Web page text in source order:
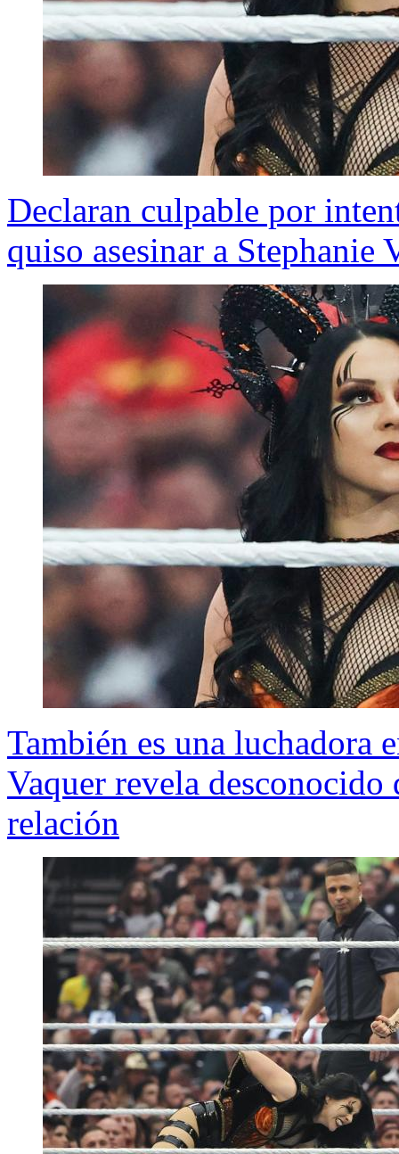
Declaran culpable por
quiso asesinar a Stephanie
También es una luchadora
Vaquer revela
relación